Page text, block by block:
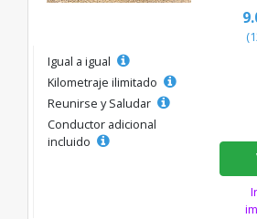
Igual a igual
Kilometraje ilimitado
Reunirse y Saludar
Conductor adicional
incluido